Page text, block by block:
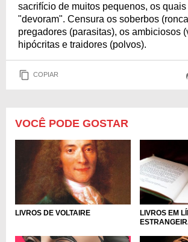
sacrifício de muitos pequenos, os
"devoram". Censura os soberbos
pregadores (parasitas), os ambiciosos
hipócritas e traidores (polvos).
COPIAR
VOCÊ PODE GOSTAR
LIVROS DE VOLTAIRE
LIVROS EM